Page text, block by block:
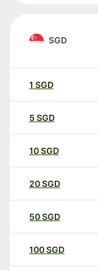
SGD
1 SGD
5 SGD
10SGD
20SGD
50SGD
100SGD